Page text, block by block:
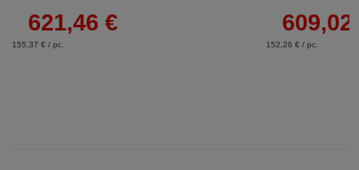
621,46 €
155,37 € / pc.
609,02
152,26 € / pc.